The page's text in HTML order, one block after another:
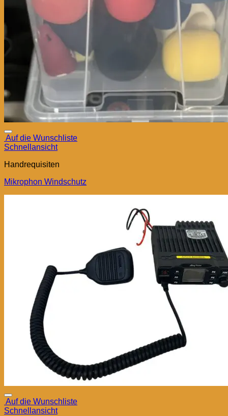
Auf die Wunschliste
Schnellansicht
Handrequisiten
Mikrophon Windschutz
Auf die Wunschliste
Schnellansicht